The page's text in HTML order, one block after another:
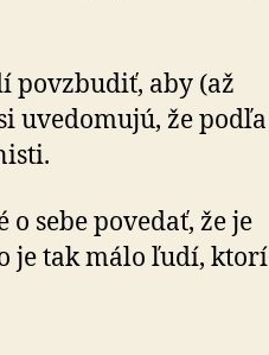
povzbudiť, aby (až
uvedomujú, že podľa
sebe povedať, že je
je tak málo ľudí, ktorí